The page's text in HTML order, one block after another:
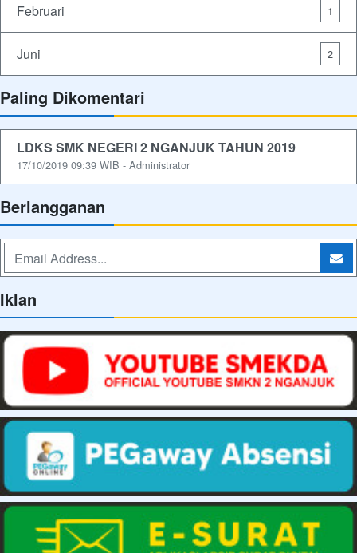
Februari 1
Juni 2
Paling Dikomentari
LDKS SMK NEGERI 2 NGANJUK TAHUN 2019
17/10/2019 09:39 WIB - Administrator
Berlangganan
Iklan